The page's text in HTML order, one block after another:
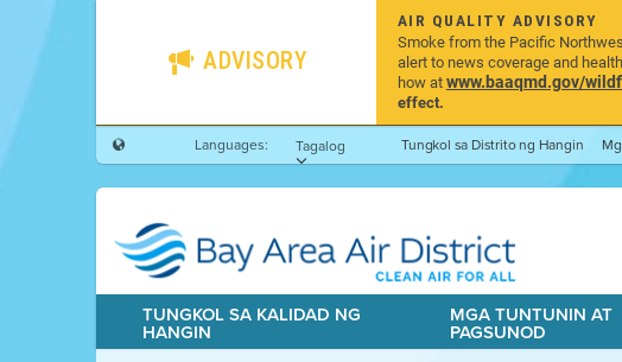
ADVISORY
AIR QUALITY ADVISORY
Smoke from the Pacific
alert to news coverage and
how atwww.baaqmd.gov/
effect.
Languages: Tagalog Tungkol sa Distrito ng Hangin
TUNGKOL SA KALIDAD NG
HANGIN
MGA TUNTUNIN AT
PAGSUNOD